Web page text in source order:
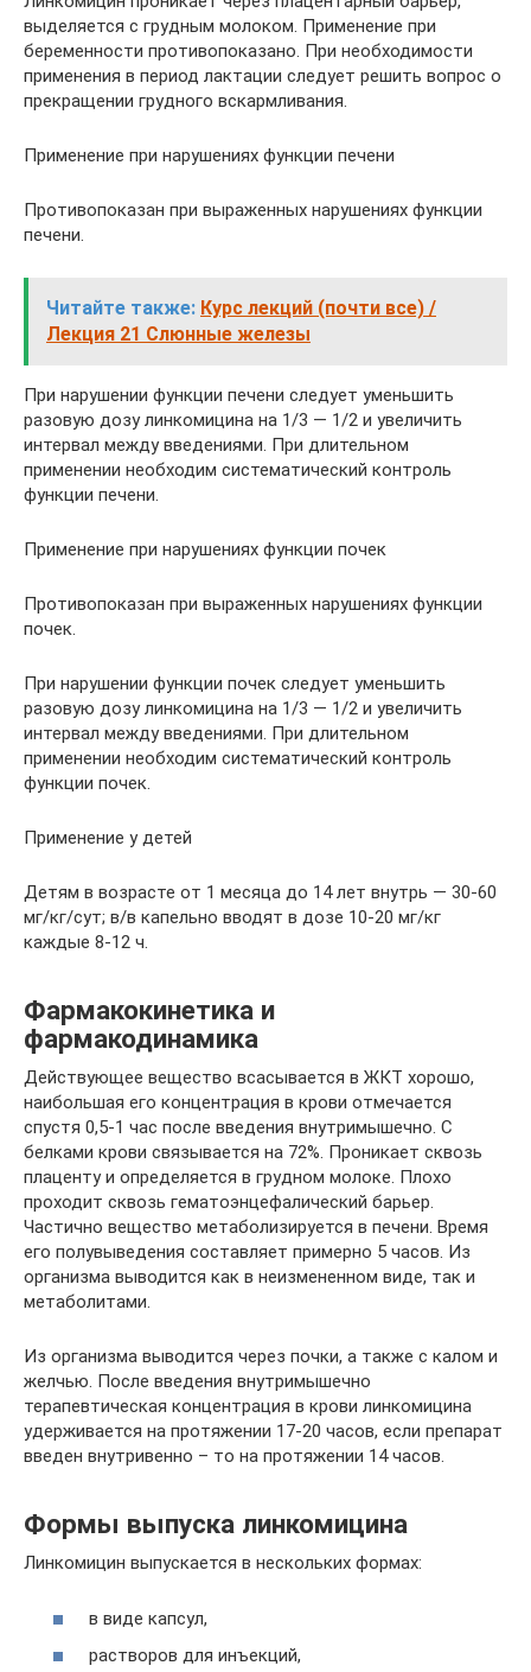
выделяется с грудным молоком. Применение при
беременности противопоказано. При необходимости
применения в период лактации следует решить вопрос о
прекращении грудного вскармливания.
Применение при нарушениях функции печени
Противопоказан при выраженных нарушениях функции
печени.
Читайте также: Курс лекций (почти все) /
Лекция 21 Слюнные железы
При нарушении функции печени следует уменьшить
разовую дозу линкомицина на 1/3 — 1/2 и увеличить
интервал между введениями. При длительном
применении необходим систематический контроль
функции печени.
Применение при нарушениях функции почек
Противопоказан при выраженных нарушениях функции
почек.
При нарушении функции почек следует уменьшить
разовую дозу линкомицина на 1/3 — 1/2 и увеличить
интервал между введениями. При длительном
применении необходим систематический контроль
функции почек.
Применение у детей
Детям в возрасте от 1 месяца до 14 лет внутрь — 30-60
мг/кг/сут; в/в капельно вводят в дозе 10-20 мг/кг
каждые 8-12 ч.
Фармакокинетика и
фармакодинамика
Действующее вещество всасывается в ЖКТ хорошо,
наибольшая его концентрация в крови отмечается
спустя 0,5-1 час после введения внутримышечно. С
белками крови связывается на 72%. Проникает сквозь
плаценту и определяется в грудном молоке. Плохо
проходит сквозь гематоэнцефалический барьер.
Частично вещество метаболизируется в печени. Время
его полувыведения составляет примерно 5 часов. Из
организма выводится как в неизмененном виде, так и
метаболитами.
Из организма выводится через почки, а также с калом и
желчью. После введения внутримышечно
терапевтическая концентрация в крови линкомицина
удерживается на протяжении 17-20 часов, если препарат
введен внутривенно – то на протяжении 14 часов.
Формы выпуска линкомицина
Линкомицин выпускается в нескольких формах:
в виде капсул,
растворов для инъекций,